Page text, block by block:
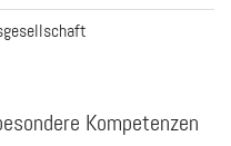
Kompetenzen